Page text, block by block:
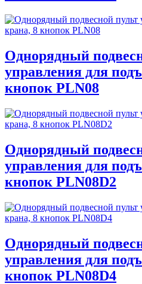
Однорядный
управления для
кнопок PLN08
Однорядный
управления для
кнопок PLN08D2
Однорядный
управления для
кнопок PLN08D4